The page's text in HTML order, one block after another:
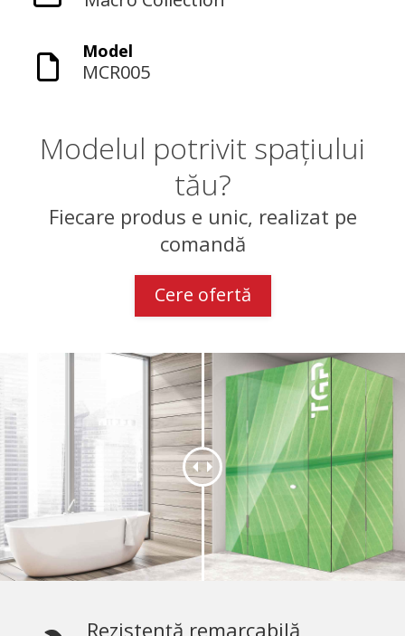
Model
MCR005
Modelul potrivit spațiului
tău?
Fiecare produs e unic, realizat pe
comandă
Cere ofertă
Rezistență remarcabilă